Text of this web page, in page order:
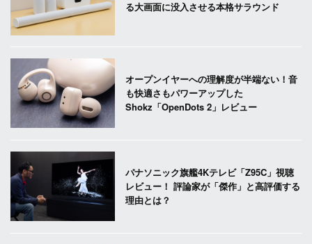
る大画面に没入させる本格サラウンド
オープンイヤーへの理解度が半端ない！音
も快適さもパワーアップした
Shokz「OpenDots 2」レビュー
パナソニック旗艦4Kテレビ「Z95C」視聴
レビュー！ 評論家が「傑作」と高評価する
理由とは？